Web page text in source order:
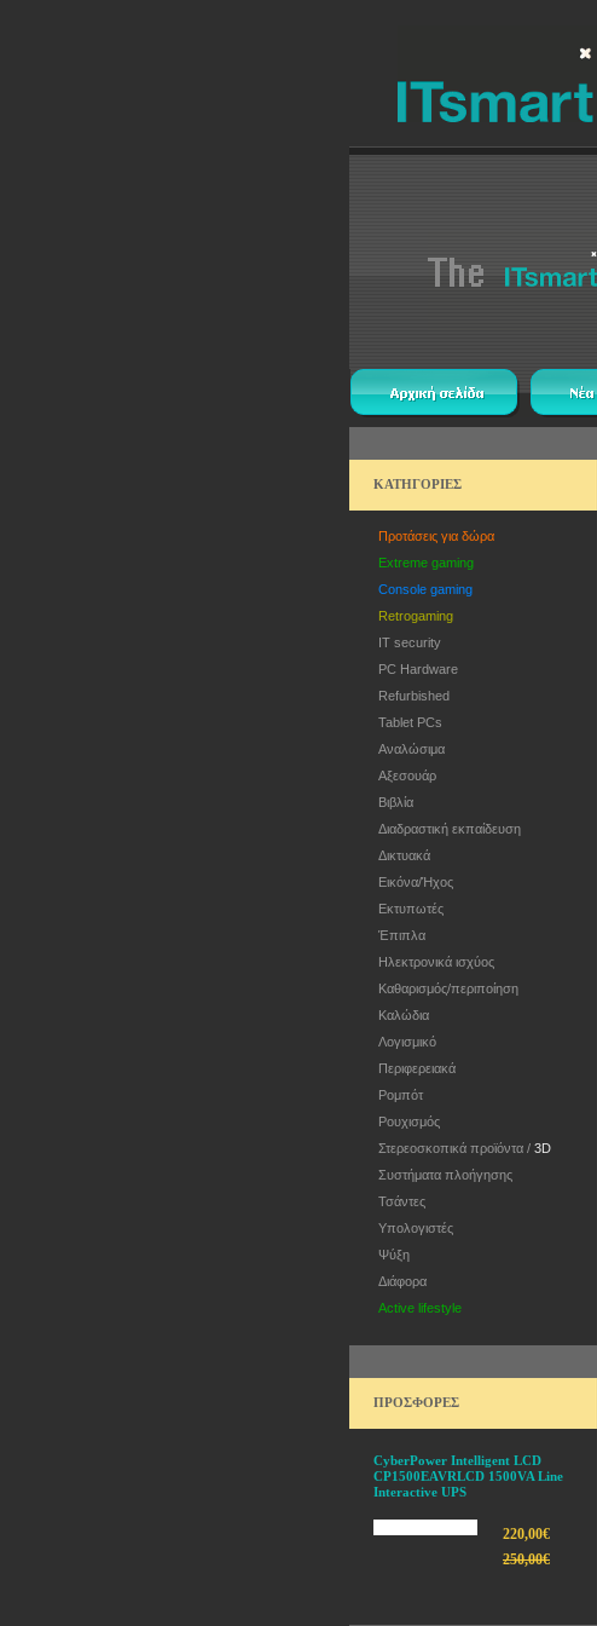
ΚΑΤΗΓΟΡΙΕΣ
Προτάσεις για δώρα
Extreme gaming
Console gaming
Retrogaming
IT security
PC Hardware
Refurbished
Tablet PCs
Αναλώσιμα
Αξεσουάρ
Βιβλία
Διαδραστική εκπαίδευση
Δικτυακά
Εικόνα/Ήχος
Εκτυπωτές
Έπιπλα
Ηλεκτρονικά ισχύος
Καθαρισμός/περιποίηση
Καλώδια
Λογισμικό
Περιφερειακά
Ρομπότ
Ρουχισμός
Στερεοσκοπικά προϊόντα / 3D
Συστήματα πλοήγησης
Τσάντες
Υπολογιστές
Ψύξη
Διάφορα
Active lifestyle
ΠΡΟΣΦΟΡΕΣ
CyberPower Intelligent LCD
CP1500EAVRLCD 1500VA Line
Interactive UPS
220,00€
250,00€